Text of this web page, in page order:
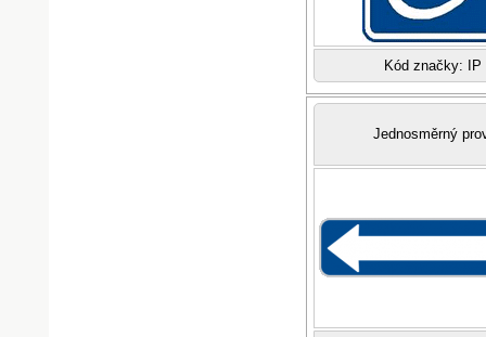
Kód značky: IP
Jednosměrný